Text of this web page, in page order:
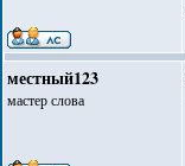
местный123
мастер слова